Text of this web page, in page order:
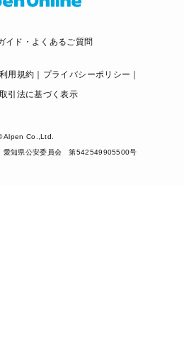
イド・よくあるご質問
利用規約
プライバシーポリシー
引法に基づく表示
Alpen Co.,Ltd.
愛知県公安委員会 第542549905500号